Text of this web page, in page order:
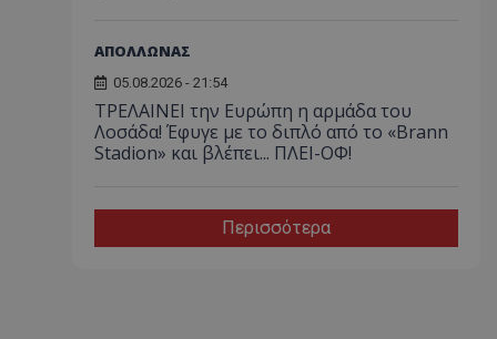
ΑΠΟΛΛΩΝΑΣ
05.08.2026 - 21:54
ΤΡΕΛΑΙΝΕΙ την Ευρώπη η αρμάδα του
Λοσάδα! Έφυγε με το διπλό από το «Brann
Stadion» και βλέπει... ΠΛΕΙ-ΟΦ!
Περισσότερα